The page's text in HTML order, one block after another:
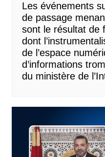
Les événements
de passage
sont le résultat de
dont
de l’espace
d’informations
du ministère de